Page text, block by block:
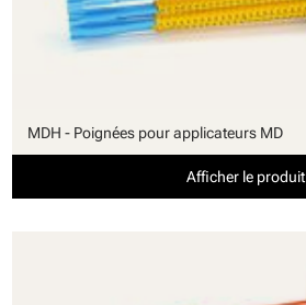
MDH - Poignées pour applicateurs MD
Afficher le produit